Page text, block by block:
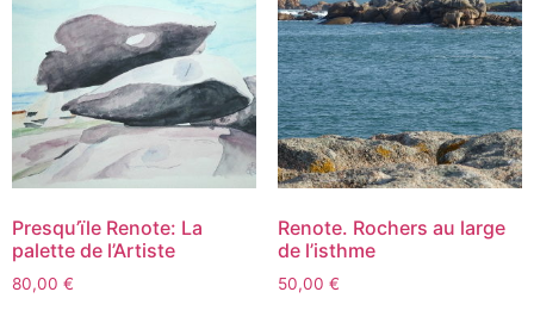
Presqu’ïle Renote: La
palette de l’Artiste
80,00 €
Renote. Rochers au large
de l’isthme
50,00 €